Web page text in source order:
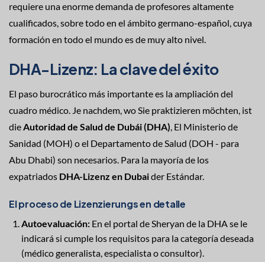
requiere una enorme demanda de profesores altamente
cualificados, sobre todo en el ámbito germano-español, cuya
formación en todo el mundo es de muy alto nivel.
DHA-Lizenz: La clave del éxito
El paso burocrático más importante es la ampliación del
cuadro médico. Je nachdem, wo Sie praktizieren möchten, ist
die Autoridad de Salud de Dubái (DHA) , El Ministerio de
Sanidad (MOH) o el Departamento de Salud (DOH - para
Abu Dhabi) son necesarios. Para la mayoría de los
expatriados DHA-Lizenz en Dubaider Estándar.
El proceso de Lizenzierungs en detalle
Autoevaluación:En el portal de Sheryan de la DHA se le
indicará si cumple los requisitos para la categoría deseada
(médico generalista, especialista o consultor).